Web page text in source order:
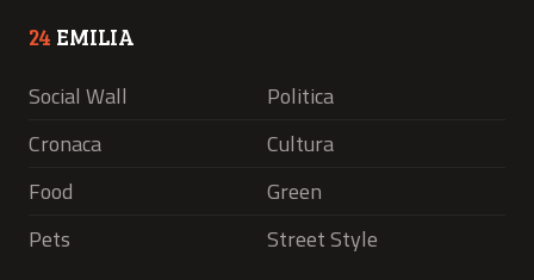
24 EMILIA
Social Wall
Politica
Cronaca
Cultura
Food
Green
Pets
Street Style